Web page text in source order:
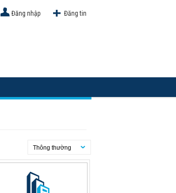
Đăng tin
Đăng nhập
Thông thường